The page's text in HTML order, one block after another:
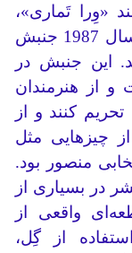
«وِرا تَماری»،
«تَیسیر برکات» و «نبیل عنانی» در سال 1987 جنبش
این جنبش در
از هنرمندان
کنند و از
چیزهایی مثل
منصور بود.
در بسیاری از
واقعی از
از گِل،